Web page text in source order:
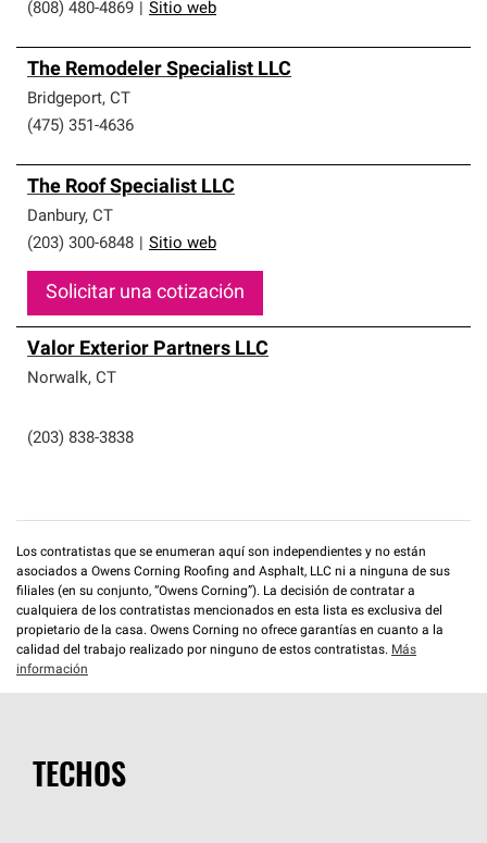
(808) 480-4869
Sitio web
The Remodeler Specialist LLC
Bridgeport, CT
(475) 351-4636
The Roof Specialist LLC
Danbury, CT
(203) 300-6848
Sitio web
Solicitar una cotización
Valor Exterior Partners LLC
Norwalk, CT
(203) 838-3838
Los contratistas que se enumeran aquí son independientes y no están
asociados a Owens Corning Roofing and Asphalt, LLC ni a ninguna de sus
filiales (en su conjunto, “Owens Corning”). La decisión de contratar a
cualquiera de los contratistas mencionados en esta lista es exclusiva del
propietario de la casa. Owens Corning no ofrece garantías en cuanto a la
calidad del trabajo realizado por ninguno de estos contratistas. Más
información
TECHOS